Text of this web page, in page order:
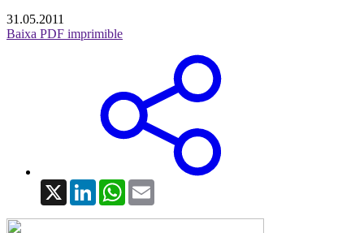
31.05.2011
Baixa PDF imprimible
X LinkedInWhatsApp